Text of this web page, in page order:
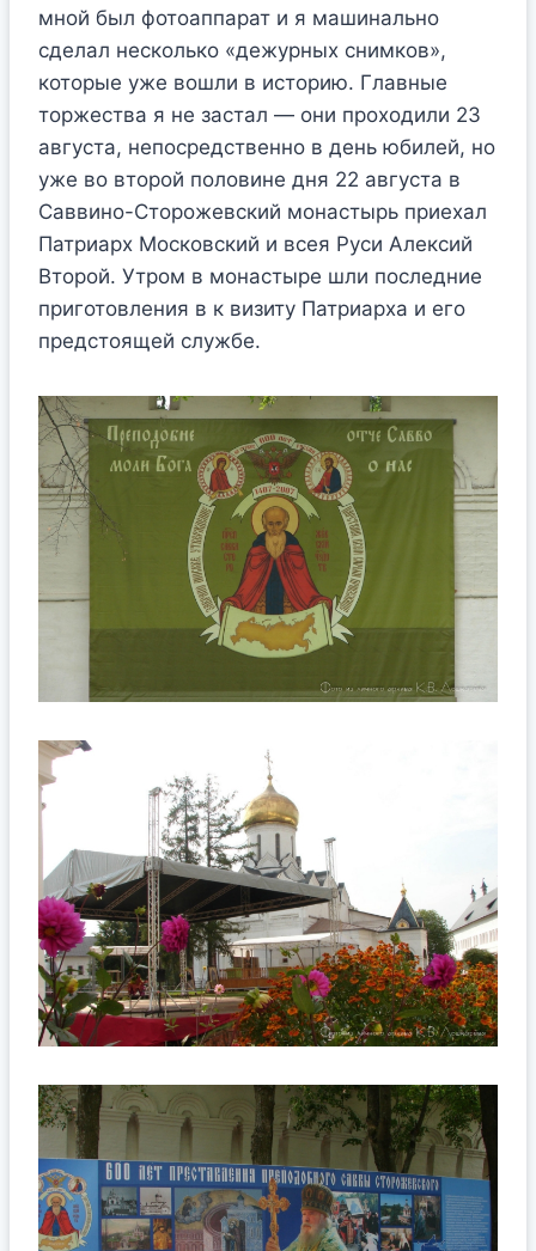
мной был фотоаппарат и я машинально
сделал несколько «дежурных снимков»,
которые уже вошли в историю. Главные
торжества я не застал — они проходили 23
августа, непосредственно в день юбилей, но
уже во второй половине дня 22 августа в
Саввино-Сторожевский монастырь приехал
Патриарх Московский и всея Руси Алексий
Второй. Утром в монастыре шли последние
приготовления в к визиту Патриарха и его
предстоящей службе.